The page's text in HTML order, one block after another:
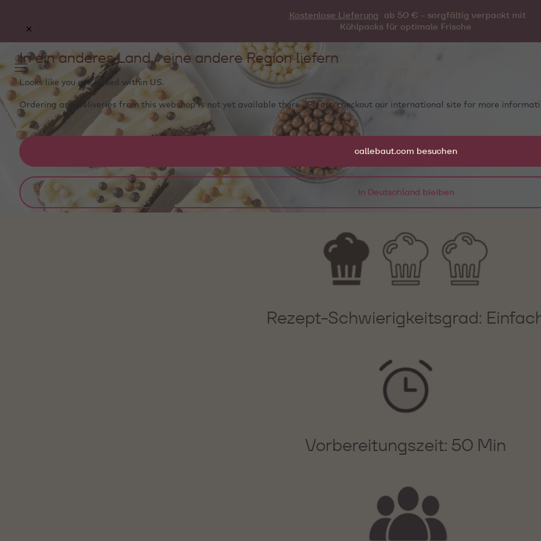
Kostenlose Lieferung
ab 50 € - sorgfältig verpackt mit
Kühlpacks für optimale Frische
Rezept: Dreifach Schokolade
Dieser Brownie bietet bei jedem Bissen ein intensives Schokoladenerlebnis. Genieße ihn warm mit Eiscreme als
einen leckeren, praktischen Snack für unterwegs.
Rezept-Schwierigkeitsgrad:
Vorbereitungszeit: 50 Min
In ein anderes Land / eine andere Region liefern
Looks like you are based within US.
Ordering and deliveries from this webshop is not yet available there . Please checkout our international site for more
callebaut.com besuchen
In Deutschland bleiben